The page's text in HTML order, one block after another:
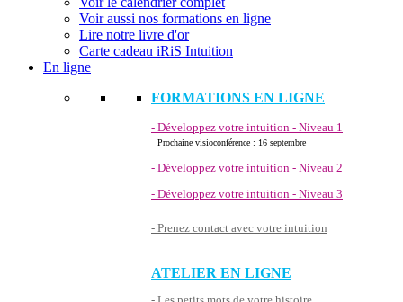
Voir aussi nos formations en ligne
Lire notre livre d'or
Carte cadeau iRiS Intuition
En ligne
FORMATIONS EN LIGNE
- Développez votre intuition - Niveau 1
Prochaine visioconférence : 16 septembre
- Développez votre intuition - Niveau 2
- Développez votre intuition - Niveau 3
- Prenez contact avec votre intuition
ATELIER EN LIGNE